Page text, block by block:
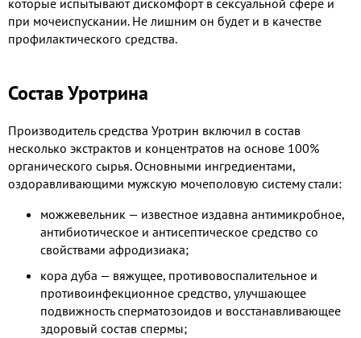
при мочеиспускании. Не лишним он будет и в качестве
профилактического средства.
Состав Уротрина
Производитель средства Уротрин включил в состав
несколько экстрактов и концентратов на основе 100%
органического сырья. Основными ингредиентами,
оздоравливающими мужскую мочеполовую систему стали:
можжевельник — известное издавна антимикробное,
антибиотическое и антисептическое средство со
свойствами афродизиака;
кора дуба — вяжущее, противовоспалительное и
противоинфекционное средство, улучшающее
подвижность сперматозоидов и восстанавливающее
здоровый состав спермы;